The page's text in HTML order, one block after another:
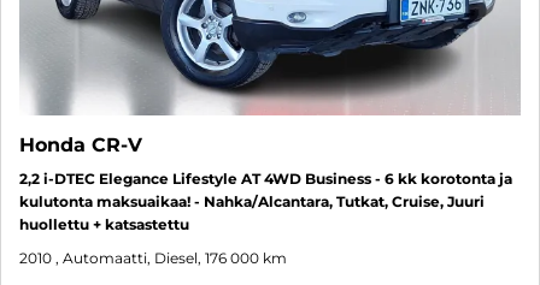
Honda CR-V
2,2 i-DTEC Elegance Lifestyle AT 4WD Business - 6 kk korotonta ja
kulutonta maksuaikaa! - Nahka/Alcantara, Tutkat, Cruise, Juuri
huollettu + katsastettu
2010 , Automaatti, Diesel, 176 000 km